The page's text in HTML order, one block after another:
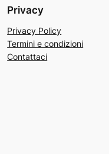
Privacy
Privacy Policy
Termini e condizioni
Contattaci